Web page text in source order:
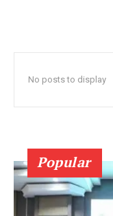
No posts to display
Popular